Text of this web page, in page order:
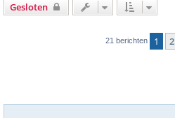
Gesloten
21 berichten 1 2